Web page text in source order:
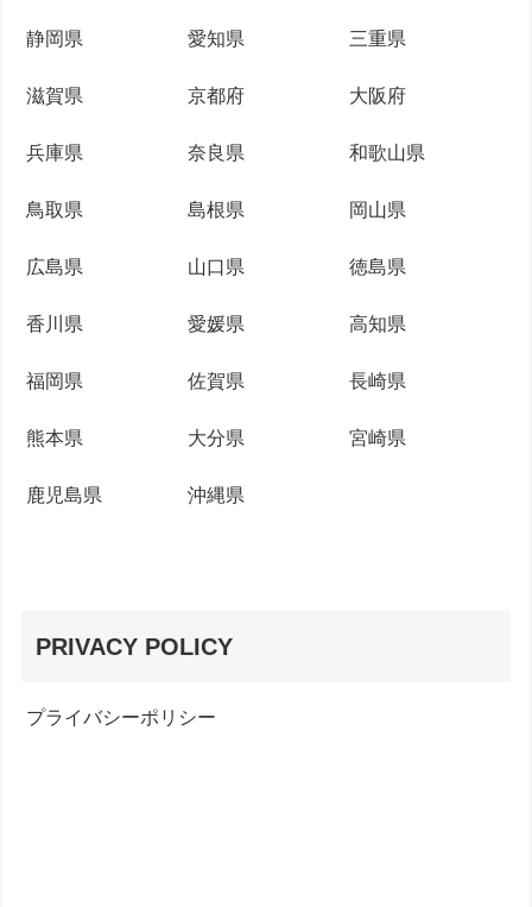
静岡県 愛知県 三重県
滋賀県 京都府 大阪府
兵庫県 奈良県 和歌山県
鳥取県 島根県 岡山県
広島県 山口県 徳島県
香川県 愛媛県 高知県
福岡県 佐賀県 長崎県
熊本県 大分県 宮崎県
鹿児島県 沖縄県
PRIVACY POLICY
プライバシーポリシー